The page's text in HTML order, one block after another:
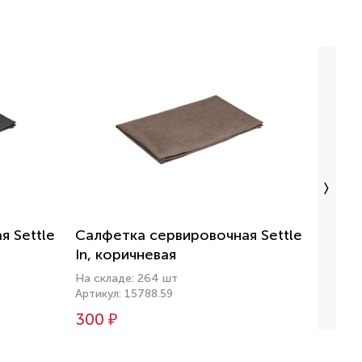
Settle
Салфетка сервировочная Settle
In, коричневая
На складе: 264 шт
Артикул: 15788.59
300 ₽